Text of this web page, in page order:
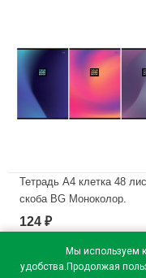
Мы используем
удобства.Продолжая
Тетрадь А4 клетка 48
скоба BG Моноколор.
Градиент ассорти
63251
В наличии
124 ₽